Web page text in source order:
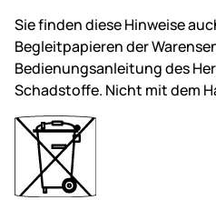
Sie finden diese Hinweise
Begleitpapieren der
Bedienungsanleitung des
Schadstoffe. Nicht mit dem